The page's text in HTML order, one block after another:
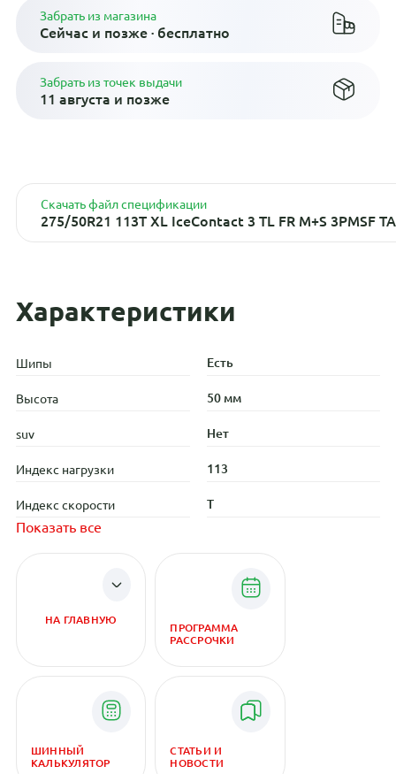
Забрать из магазина
Сейчас и позже · бесплатно
Забрать из точек выдачи
11 августа и позже
Скачать файл спецификации
275/50R21 113T XL IceContact 3 TL FR M+S 3PMSF
Характеристики
Шипы Есть
Высота 50 мм
suv Нет
Индекс нагрузки 113
Индекс скорости T
Показать все
НА ГЛАВНУЮ
ПРОГРАММА
РАССРОЧКИ
ШИННЫЙ
КАЛЬКУЛЯТОР
СТАТЬИ И
НОВОСТИ